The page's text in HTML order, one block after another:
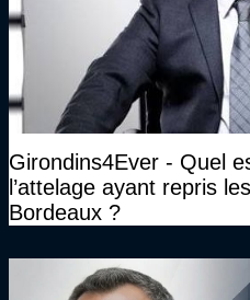
Girondins4Ever - Quel
l’attelage ayant repris
Bordeaux ?